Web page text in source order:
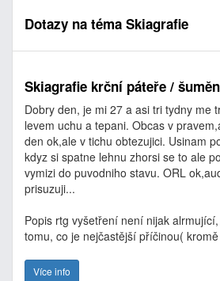
Dotazy na téma Skiagrafie
Skiagrafie krční páteře /
Dobry den, je mi 27 a asi tri tydny me
levem uchu a tepani. Obcas v
den ok,ale v tichu obtezujici. Usinam
kdyz si spatne lehnu zhorsi se to ale
vymizi do puvodniho stavu. ORL
prisuzuji...
Popis rtg vyšetření není nijak
tomu, co je nejčastější příčinou(
Více info